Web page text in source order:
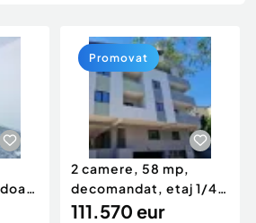
profesionale
2 camere, 58 mp,
decomandat, etaj 1/4,
MILITARI METROU Pa...
111.570 eur
Promovat